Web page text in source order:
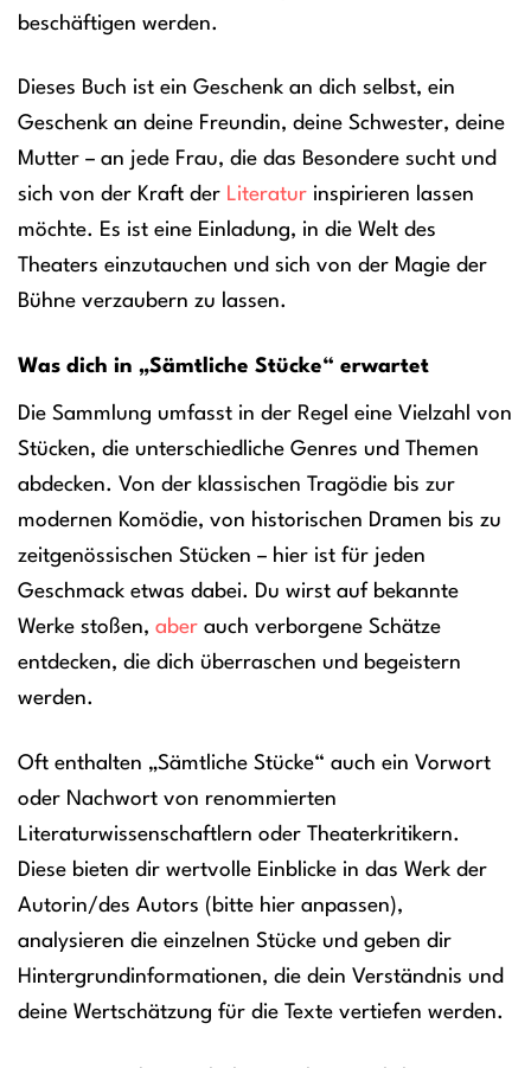
beschäftigen werden.
Dieses Buch ist ein Geschenk an dich selbst, ein
Geschenk an deine Freundin, deine Schwester, deine
Mutter – an jede Frau, die das Besondere sucht und
sich von der Kraft der Literatur inspirieren lassen
möchte. Es ist eine Einladung, in die Welt des
Theaters einzutauchen und sich von der Magie der
Bühne verzaubern zu lassen.
Was dich in „Sämtliche Stücke“ erwartet
Die Sammlung umfasst in der Regel eine Vielzahl von
Stücken, die unterschiedliche Genres und Themen
abdecken. Von der klassischen Tragödie bis zur
modernen Komödie, von historischen Dramen bis zu
zeitgenössischen Stücken – hier ist für jeden
Geschmack etwas dabei. Du wirst auf bekannte
Werke stoßen, aber auch verborgene Schätze
entdecken, die dich überraschen und begeistern
werden.
Oft enthalten „Sämtliche Stücke“ auch ein Vorwort
oder Nachwort von renommierten
Literaturwissenschaftlern oder Theaterkritikern.
Diese bieten dir wertvolle Einblicke in das Werk der
Autorin/des Autors (bitte hier anpassen),
analysieren die einzelnen Stücke und geben dir
Hintergrundinformationen, die dein Verständnis und
deine Wertschätzung für die Texte vertiefen werden.